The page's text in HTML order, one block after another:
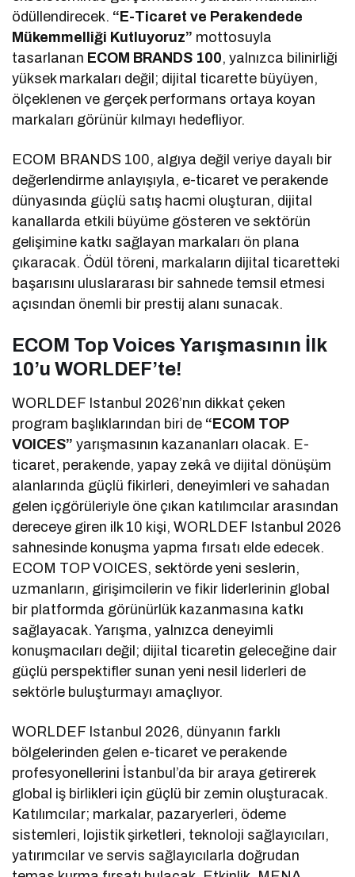
ödüllendirecek. “E-Ticaret ve Perakendede
Mükemmelliği Kutluyoruz” mottosuyla
tasarlanan ECOM BRANDS 100, yalnızca bilinirliği
yüksek markaları değil; dijital ticarette büyüyen,
ölçeklenen ve gerçek performans ortaya koyan
markaları görünür kılmayı hedefliyor.
ECOM BRANDS 100, algıya değil veriye dayalı bir
değerlendirme anlayışıyla, e-ticaret ve perakende
dünyasında güçlü satış hacmi oluşturan, dijital
kanallarda etkili büyüme gösteren ve sektörün
gelişimine katkı sağlayan markaları ön plana
çıkaracak. Ödül töreni, markaların dijital ticaretteki
başarısını uluslararası bir sahnede temsil etmesi
açısından önemli bir prestij alanı sunacak.
ECOM Top Voices Yarışmasının İlk
10’u WORLDEF’te!
WORLDEF Istanbul 2026’nın dikkat çeken
program başlıklarından biri de “ECOM TOP
VOICES”yarışmasının kazananları olacak. E-
ticaret, perakende, yapay zekâ ve dijital dönüşüm
alanlarında güçlü fikirleri, deneyimleri ve sahadan
gelen içgörüleriyle öne çıkan katılımcılar arasından
dereceye giren ilk 10 kişi, WORLDEF Istanbul 2026
sahnesinde konuşma yapma fırsatı elde edecek.
ECOM TOP VOICES, sektörde yeni seslerin,
uzmanların, girişimcilerin ve fikir liderlerinin global
bir platformda görünürlük kazanmasına katkı
sağlayacak. Yarışma, yalnızca deneyimli
konuşmacıları değil; dijital ticaretin geleceğine dair
güçlü perspektifler sunan yeni nesil liderleri de
sektörle buluşturmayı amaçlıyor.
WORLDEF Istanbul 2026, dünyanın farklı
bölgelerinden gelen e-ticaret ve perakende
profesyonellerini İstanbul’da bir araya getirerek
global iş birlikleri için güçlü bir zemin oluşturacak.
Katılımcılar; markalar, pazaryerleri, ödeme
sistemleri, lojistik şirketleri, teknoloji sağlayıcıları,
yatırımcılar ve servis sağlayıcılarla doğrudan